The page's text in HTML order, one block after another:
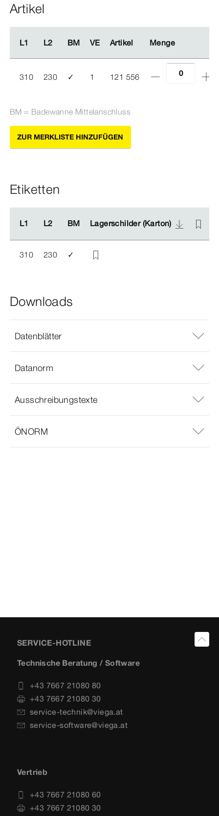
Artikel
L1 L2 BM VE Artikel Menge
L1 L2 BM VE Artikel Menge
310 230 ✓ 1 121 556
BM = Badewanne Mittelanschluss
ZUR MERKLISTE HINZUFÜGEN
Etiketten
L1 L2 BM Lagerschilder (Karton)
L1 L2 BM Lagerschilder (Karton)
310 230 ✓
Downloads
Datenblätter
Datanorm
Ausschreibungstexte
ÖNORM
SERVICE-HOTLINE
Technische Beratung / Software
+43 7667 21080 80
+43 7667 21080 30
service-technik@viega.at
service-software@viega.at
Vertrieb
+43 7667 21080 60
+43 7667 21080 30